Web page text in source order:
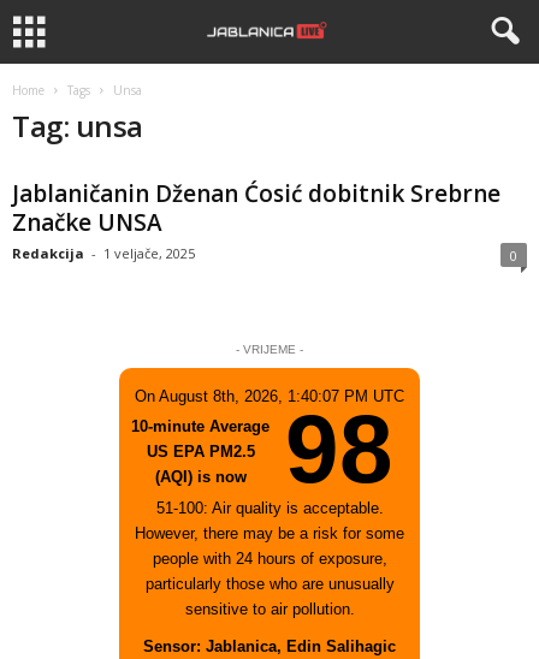
Home Tags Unsa
Tag: unsa
Jablaničanin Dženan Ćosić dobitnik Srebrne
Značke UNSA
Redakcija - 1 veljače, 2025 0
- VRIJEME -
On August 8th, 2026, 1:40:07 PM UTC
10-minute Average
US EPA PM2.5
(AQI) is now
98
51-100: Air quality is acceptable.
However, there may be a risk for some
people with 24 hours of exposure,
particularly those who are unusually
sensitive to air pollution.
Sensor: Jablanica, Edin Salihagic